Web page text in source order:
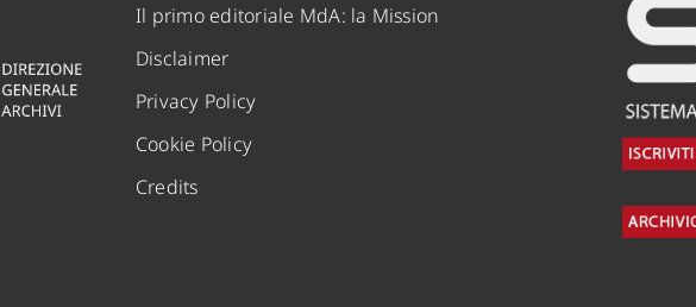
Il primo editoriale MdA: la Mission
Disclaimer
Privacy Policy
Cookie Policy
Credits